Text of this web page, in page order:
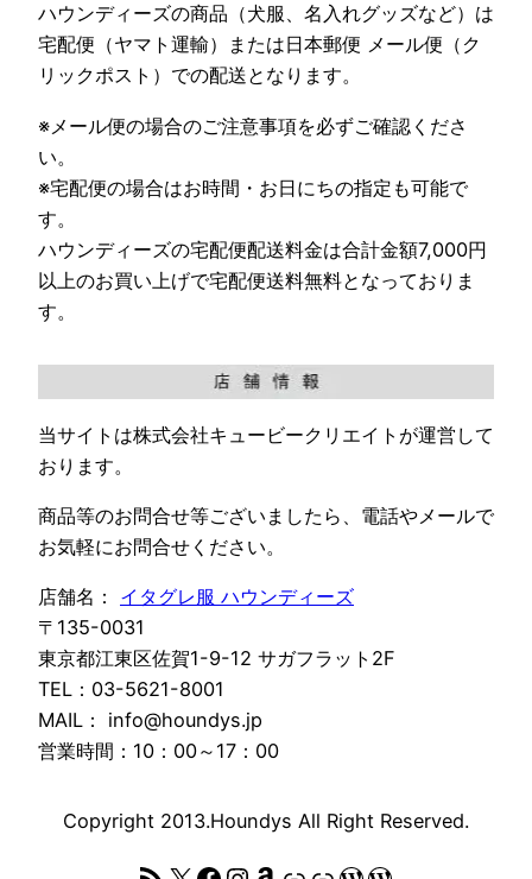
ハウンディーズの商品（犬服、名入れグッズなど）は
宅配便（ヤマト運輸）または日本郵便 メール便（ク
リックポスト）での配送となります。
※メール便の場合のご注意事項を必ずご確認くださ
い。
※宅配便の場合はお時間・お日にちの指定も可能で
す。
ハウンディーズの宅配便配送料金は合計金額7,000円
以上のお買い上げで宅配便送料無料となっておりま
す。
当サイトは株式会社キュービークリエイトが運営して
おります。
商品等のお問合せ等ございましたら、電話やメールで
お気軽にお問合せください。
店舗名： イタグレ服 ハウンディーズ
〒135-0031
東京都江東区佐賀1-9-12 サガフラット2F
TEL：03-5621-8001
MAIL： info@houndys.jp
営業時間：10：00～17：00
Copyright 2013.Houndys All Right Reserved.